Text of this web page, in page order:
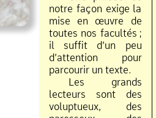
notre façon exige la
mise en œuvre de
toutes nos facultés ;
il suffit d’un peu
d’attention pour
parcourir un texte.
Les grands
lecteurs sont des
voluptueux, des